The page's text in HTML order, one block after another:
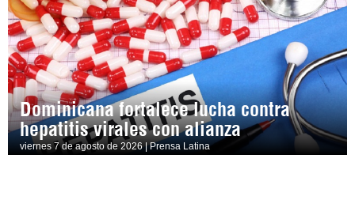
Dominicana fortalece lucha contra
hepatitis virales con alianza
viernes 7 de agosto de 2026 | Prensa Latina